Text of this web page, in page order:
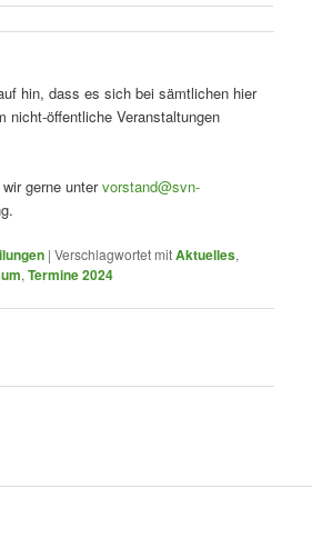
hin, dass es sich bei sämtlichen hier
nicht-öffentliche Veranstaltungen
gerne untervorstand@svn-
|Verschlagwortet mitAktuelles,
,Termine 2024